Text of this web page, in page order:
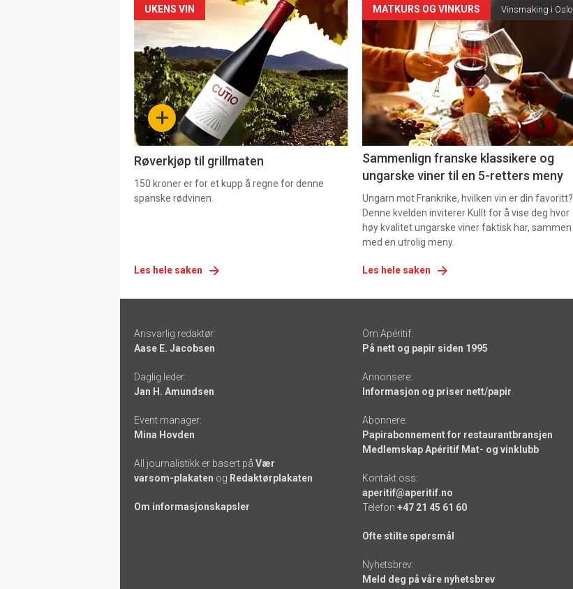
Forsiden
akkurat
nå
-
4 +
UKENS VIN
Røverkjøp til grillmaten
150 kroner er for et kupp å regne for denne
spanske rødvinen.
Les hele saken
Forsiden
akkurat
nå
-
5
MATKURS OG VINKURS Vinsmaking i Oslo
Sammenlign franske klassikere og
ungarske viner til en 5-retters meny
Ungarn mot Frankrike, hvilken vin er din favoritt?
Denne kvelden inviterer Kullt for å vise deg hvor
høy kvalitet ungarske viner faktisk har, sammen
med en utrolig meny.
Les hele saken
-
links
Ansvarlig redaktør:
Aase E. Jacobsen
Daglig leder:
Jan H. Amundsen
Event manager:
Mina Hovden
All journalistikk er basert på Vær
varsom-plakaten og Redaktørplakaten
Om informasjonskapsler
Om Apéritif:
På nett og papir siden 1995
Annonsere:
Informasjon og priser nett/papir
Abonnere:
Papirabonnement for restaurantbransjen
Medlemskap Apéritif Mat- og vinklubb
Kontakt oss:
aperitif@aperitif.no
Telefon +47 21 45 61 60
Ofte stilte spørsmål
Nyhetsbrev:
Meld deg på våre nyhetsbrev